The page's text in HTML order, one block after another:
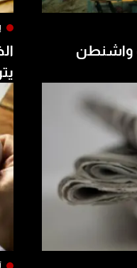
واشنطن